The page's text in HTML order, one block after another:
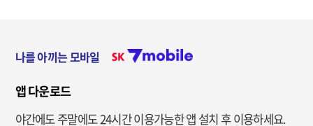
나를 아끼는 모바일
앱 다운로드
야간에도 주말에도 24시간 이용가능한앱 설치 후 이용하세요.